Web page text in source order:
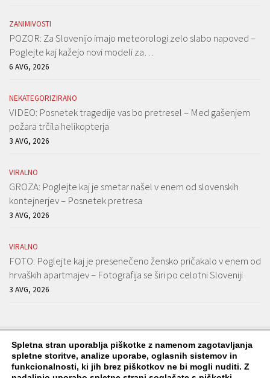
ZANIMIVOSTI
POZOR: Za Slovenijo imajo meteorologi zelo slabo napoved –
Poglejte kaj kažejo novi modeli za…
6 AVG, 2026
NEKATEGORIZIRANO
VIDEO: Posnetek tragedije vas bo pretresel – Med gašenjem
požara trčila helikopterja
3 AVG, 2026
VIRALNO
GROZA: Poglejte kaj je smetar našel v enem od slovenskih
kontejnerjev – Posnetek pretresa
3 AVG, 2026
VIRALNO
FOTO: Poglejte kaj je presenečeno žensko pričakalo v enem od
hrvaških apartmajev – Fotografija se širi po celotni Sloveniji
3 AVG, 2026
Viralko.si © 2026. Vse pravice pridržane.
Spletna stran uporablja piškotke z namenom zagotavljanja
spletne storitve, analize uporabe, oglasnih sistemov in
funkcionalnosti, ki jih brez piškotkov ne bi mogli nuditi. Z